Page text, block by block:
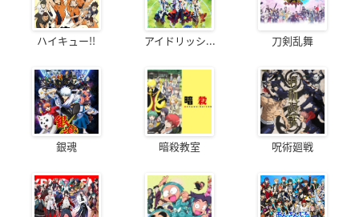
ハイキュー!! アイドリッシ... 刀剣乱舞
銀魂 暗殺教室 呪術廻戦